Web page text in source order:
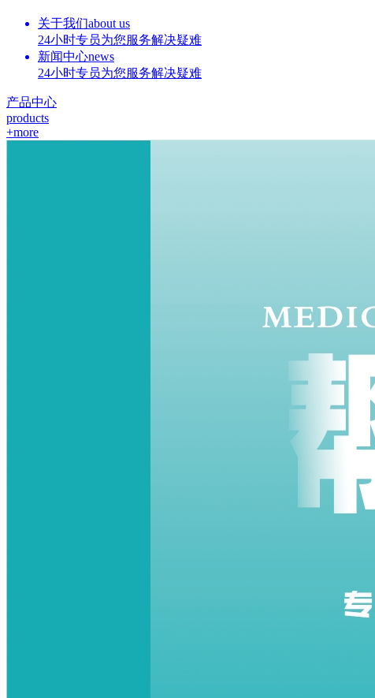
关于我们about us
24小时专员为您服务解决疑难
新闻中心news
24小时专员为您服务解决疑难
产品中心
products
+more